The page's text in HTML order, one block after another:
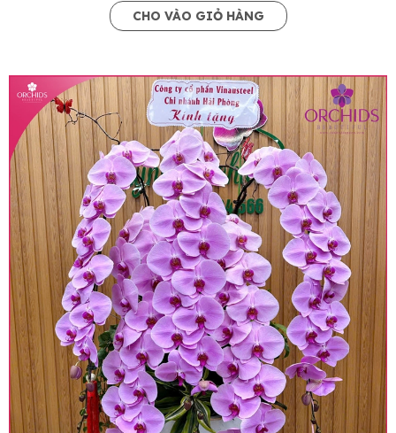
• Giá trên website chưa bao gồm thuế giá trị gia
• Giá trên được miễn ship giao trong nội thành,
miễn phí in thiệp - banner theo yêu cầu khách
hàng.
• Beautiful Orchids liên kết với các cửa hàng
trên toàn quốc để phục vụ giao hoa tận nơi, mỗi
khu vực sẽ có mức giá khác nhau (tùy vào chi
phí mặt bằng, nguyên vật liệu,..) nên giá có thể sẽ
thay đổi so với giá niêm yết trên website. Khách
hàng ở Tỉnh thành khác vui lòng chủ động hỏi lại
giá trước khi đặt hàng, shop sẽ chủ động báo giá
chính xác khi có địa chỉ giao hàng cụ thể.
CHO VÀO GIỎ HÀNG